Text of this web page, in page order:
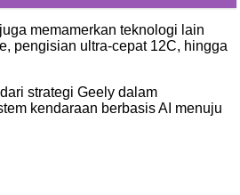
memamerkan teknologi lain
pengisian ultra-cepat 12C, hingga
strategi Geely dalam
kendaraan berbasis AI menuju